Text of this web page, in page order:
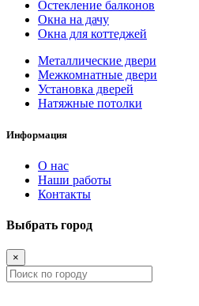
Остекление балконов
Окна на дачу
Окна для коттеджей
Металлические двери
Межкомнатные двери
Установка дверей
Натяжные потолки
Информация
О нас
Наши работы
Контакты
Выбрать город
×